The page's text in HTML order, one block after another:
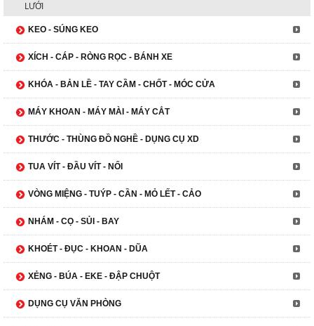
LƯỚI
KEO - SÚNG KEO
XÍCH - CÁP - RÒNG RỌC - BÁNH XE
KHÓA - BẢN LỀ - TAY CẦM - CHỐT - MÓC CỬA
MÁY KHOAN - MÁY MÀI - MÁY CẮT
THƯỚC - THÙNG ĐỒ NGHỀ - DỤNG CỤ XD
TUA VÍT - ĐẦU VÍT - NỐI
VÒNG MIỆNG - TUÝP - CẦN - MỎ LẾT - CẢO
NHÁM - CỌ - SỦI - BAY
KHOÉT - ĐỤC - KHOAN - DŨA
XẺNG - BÚA - EKE - ĐẬP CHUỘT
DỤNG CỤ VĂN PHÒNG